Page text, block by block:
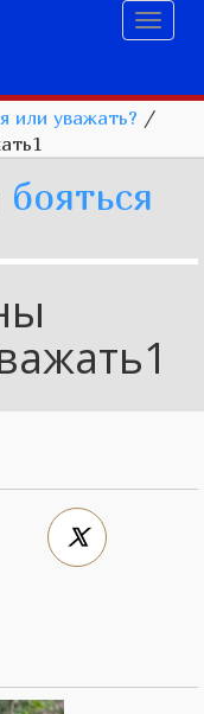
или уважать? /